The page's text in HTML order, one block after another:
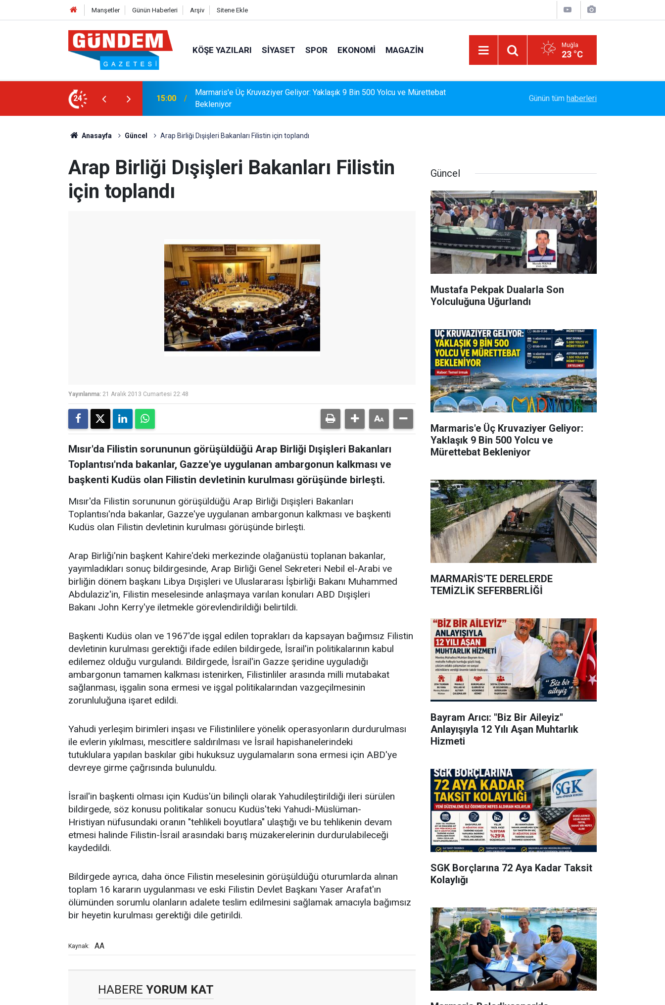
Manşetler Günün Haberleri Arşiv Sitene Ekle
KÖŞE YAZILARI SIYASET SPOR EKONOMI MAGAZIN Muğla
23 °C
24
9 Bin 500 Yolcu ve Mürettebat
14:17 MARMARİS'TE DERELERDE TEMİZLİK SEFERBERLİĞİ Bayram Arıcı: "Biz Bir Aileyiz" Anlayışıyla 12
Günün tüm haberleri
Anasayfa Güncel Arap Birliği Dışişleri Bakanları Filistin için toplandı
Arap Birliği Dışişleri Bakanları Filistin
için toplandı
Yayınlanma: 21 Aralık 2013 Cumartesi 22:48
Mısır'da Filistin sorununun görüşüldüğü Arap Birliği Dışişleri Bakanları
Toplantısı'nda bakanlar, Gazze'ye uygulanan ambargonun kalkması ve
başkenti Kudüs olan Filistin devletinin kurulması görüşünde birleşti.
Mısır'da Filistin sorununun görüşüldüğü Arap Birliği Dışişleri Bakanları
Toplantısı'nda bakanlar, Gazze'ye uygulanan ambargonun kalkması ve başkenti
Kudüs olan Filistin devletinin kurulması görüşünde birleşti.
Arap Birliği'nin başkent Kahire'deki merkezinde olağanüstü toplanan bakanlar,
yayımladıkları sonuç bildirgesinde, Arap Birliği Genel Sekreteri Nebil el-Arabi ve
birliğin dönem başkanı Libya Dışişleri ve Uluslararası İşbirliği Bakanı Muhammed
Abdulaziz'in, Filistin meselesinde anlaşmaya varılan konuları ABD Dışişleri
Bakanı John Kerry'ye iletmekle görevlendirildiği belirtildi.
Başkenti Kudüs olan ve 1967'de işgal edilen toprakları da kapsayan bağımsız Filistin
devletinin kurulması gerektiği ifade edilen bildirgede, İsrail'in politikalarının kabul
edilemez olduğu vurgulandı. Bildirgede, İsrail'in Gazze şeridine uyguladığı
ambargonun tamamen kalkması istenirken, Filistinliler arasında milli mutabakat
sağlanması, işgalin sona ermesi ve işgal politikalarından vazgeçilmesinin
zorunluluğuna işaret edildi.
Yahudi yerleşim birimleri inşası ve Filistinlilere yönelik operasyonların durdurulması
ile evlerin yıkılması, mescitlere saldırılması ve İsrail hapishanelerindeki
tutuklulara yapılan baskılar gibi hukuksuz uygulamaların sona ermesi için ABD'ye
devreye girme çağrısında bulunuldu.
İsrail'in başkenti olması için Kudüs'ün bilinçli olarak Yahudileştirildiği ileri sürülen
bildirgede, söz konusu politikalar sonucu Kudüs'teki Yahudi-Müslüman-
Hristiyan nüfusundaki oranın "tehlikeli boyutlara" ulaştığı ve bu tehlikenin devam
etmesi halinde Filistin-İsrail arasındaki barış müzakerelerinin durdurulabileceği
kaydedildi.
Bildirgede ayrıca, daha önce Filistin meselesinin görüşüldüğü oturumlarda alınan
toplam 16 kararın uygulanması ve eski Filistin Devlet Başkanı Yaser Arafat'ın
ölümünden sorumlu olanların adalete teslim edilmesini sağlamak amacıyla bağımsız
bir heyetin kurulması gerektiği dile getirildi.
Kaynak: AA
HABERE YORUM KAT
Güncel
Mustafa Pekpak Dualarla Son
Yolculuğuna Uğurlandı
Marmaris'e Üç Kruvaziyer Geliyor:
Yaklaşık 9 Bin 500 Yolcu ve
Mürettebat Bekleniyor
MARMARİS'TE DERELERDE
TEMİZLİK SEFERBERLİĞİ
Bayram Arıcı: "Biz Bir Aileyiz"
Anlayışıyla 12 Yılı Aşan Muhtarlık
Hizmeti
SGK Borçlarına 72 Aya Kadar Taksit
Kolaylığı